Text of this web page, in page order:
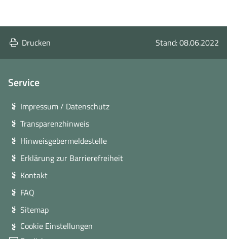
Drucken Stand: 08.06.2022
Service
Impressum / Datenschutz
Transparenzhinweis
Hinweisgebermeldestelle
Erklärung zur Barrierefreiheit
Kontakt
FAQ
Sitemap
Cookie Einstellungen